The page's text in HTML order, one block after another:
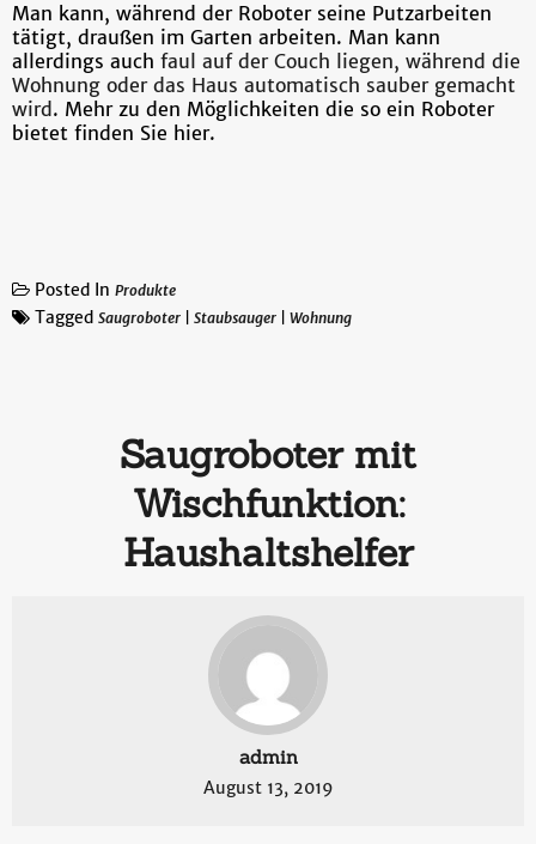
Man kann, während der Roboter seine Putzarbeiten
tätigt, draußen im Garten arbeiten. Man kann
allerdings auch faul auf der Couch liegen, während die
Wohnung oder das Haus automatisch sauber gemacht
wird . Mehr zu den Möglichkeiten die so ein Roboter
bietet finden Sie hier.
Posted In Produkte
Tagged Saugroboter Staubsauger Wohnung
Saugroboter mit
Wischfunktion:
Haushaltshelfer
admin
August 13, 2019